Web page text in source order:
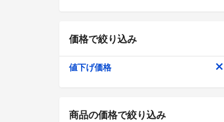
価格で絞り込み
値下げ価格
商品の価格で絞り込み